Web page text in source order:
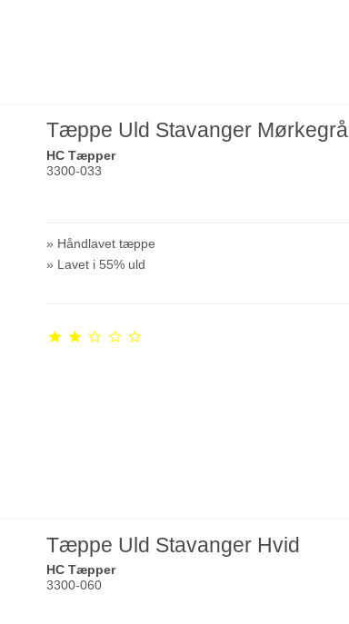
Tæppe Uld Stavanger Mørkegrå
HC Tæpper
3300-033
» Håndlavet tæppe
» Lavet i 55% uld
Tæppe Uld Stavanger Hvid
HC Tæpper
3300-060